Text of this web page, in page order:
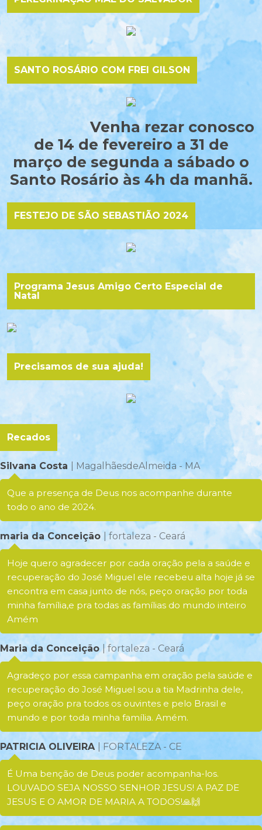
SANTO ROSÁRIO COM FREI GILSON
Venha rezar conosco
de 14 de fevereiro a 31 de
março de segunda a sábado o
Santo Rosário às 4h da manhã.
FESTEJO DE SÃO SEBASTIÃO 2024
Programa Jesus Amigo Certo Especial de
Natal
Precisamos de sua ajuda!
Recados
Silvana Costa | MagalhãesdeAlmeida - MA
Que a presença de Deus nos acompanhe durante
todo o ano de 2024.
maria da Conceição | fortaleza - Ceará
Hoje quero agradecer por cada oração pela a saúde e
recuperação do José Miguel ele recebeu alta hoje já se
encontra em casa junto de nós, peço oração por toda
minha família,e pra todas as famílias do mundo inteiro
Amém
Maria da Conceição | fortaleza - Ceará
Agradeço por essa campanha em oração pela saúde e
recuperação do José Miguel sou a tia Madrinha dele,
peço oração pra todos os ouvintes e pelo Brasil e
mundo e por toda minha família. Amém.
PATRICIA OLIVEIRA | FORTALEZA - CE
É Uma benção de Deus poder acompanha-los.
LOUVADO SEJA NOSSO SENHOR JESUS! A PAZ DE
JESUS E O AMOR DE MARIA A TODOS!🙏🙌